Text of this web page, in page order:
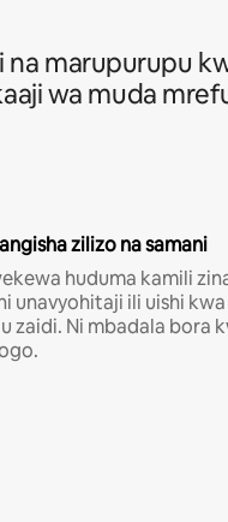
na marupurupu
wa muda
zilizo na samani
huduma kamili
unavyohitaji ili uishi
zaidi. Ni mbadala bora